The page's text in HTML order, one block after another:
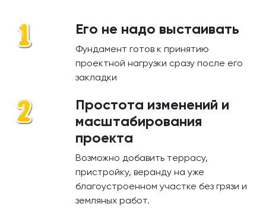
Его не надо выстаивать
Фундамент готов к принятию
проектной нагрузки сразу после его
закладки
Простота изменений и
масштабирования
проекта
Возможно добавить террасу,
пристройку, веранду на уже
благоустроенном участке без грязи и
земляных работ.